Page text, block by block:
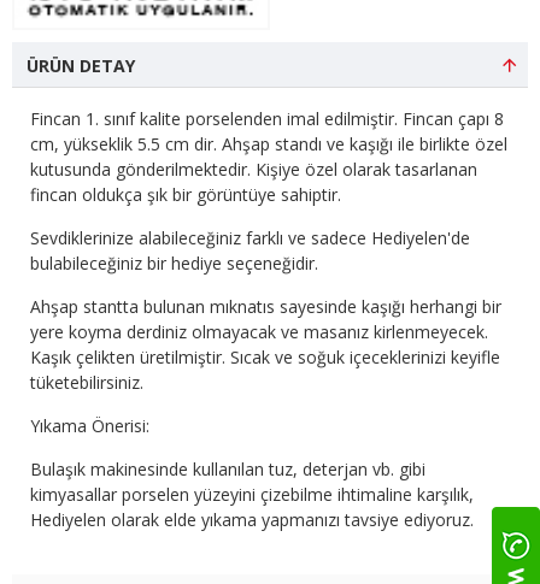
ÜRÜN DETAY
Fincan 1. sınıf kalite porselenden imal edilmiştir. Fincan çapı 8
cm, yükseklik 5.5 cm dir. Ahşap standı ve kaşığı ile birlikte özel
kutusunda gönderilmektedir. Kişiye özel olarak tasarlanan
fincan oldukça şık bir görüntüye sahiptir.
Sevdiklerinize alabileceğiniz farklı ve sadece Hediyelen'de
bulabileceğiniz bir hediye seçeneğidir.
Ahşap stantta bulunan mıknatıs sayesinde kaşığı herhangi bir
yere koyma derdiniz olmayacak ve masanız kirlenmeyecek.
Kaşık çelikten üretilmiştir. Sıcak ve soğuk içeceklerinizi keyifle
tüketebilirsiniz.
Yıkama Önerisi:
Bulaşık makinesinde kullanılan tuz, deterjan vb. gibi
kimyasallar porselen yüzeyini çizebilme ihtimaline karşılık,
Hediyelen olarak elde yıkama yapmanızı tavsiye ediyoruz.